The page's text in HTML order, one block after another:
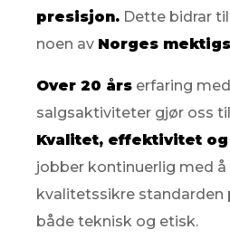
presisjon. Dette bidrar
noen av Norges
Over 20 års erfaring
salgsaktiviteter gjør oss
Kvalitet, effektivitet
jobber kontinuerlig med
kvalitetssikre standarden
både teknisk og etisk.